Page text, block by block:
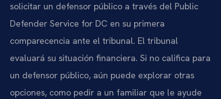
solicitar un defensor público a través del Public
Defender Service for DC en su primera
comparecencia ante el tribunal. El tribunal
evaluará su situación financiera. Si no califica para
un defensor público, aún puede explorar otras
opciones, como pedir a un familiar que le ayude